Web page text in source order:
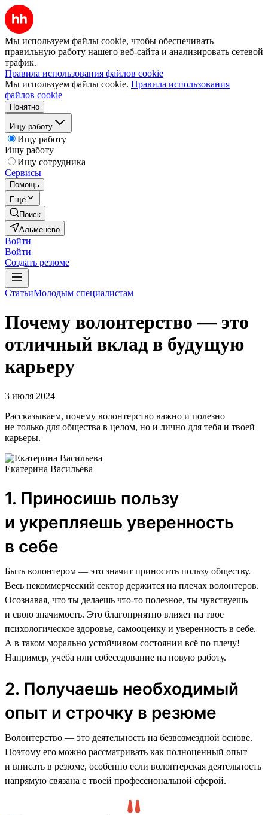
Мы используем файлы cookie, чтобы обеспечивать
правильную работу нашего веб-сайта и анализировать сетевой
трафик.
Правила использования файлов cookie
Мы используем файлы cookie. Правила использования
файлов cookie
Понятно
Ищу работу
Ищу работу
Ищу работу
Ищу сотрудника
Сервисы
Помощь
Ещё
Поиск
Альменево
Войти
Войти
Создать резюме
СтатьиМолодым специалистам
Почему волонтерство — это
отличный вклад в будущую
карьеру
3 июля 2024
Рассказываем, почему волонтерство важно и полезно
не только для общества в целом, но и лично для тебя и твоей
карьеры.
Екатерина Васильева
1. Приносишь пользу
и укрепляешь уверенность
в себе
Быть волонтером — это значит приносить пользу обществу.
Весь некоммерческий сектор держится на плечах волонтеров.
Осознавая, что ты делаешь что-то полезное, ты чувствуешь
и свою значимость. Это благоприятно влияет на твое
психологическое здоровье, самооценку и уверенность в себе.
А в таком морально устойчивом состоянии всё по плечу!
Например, учеба или собеседование на новую работу.
2. Получаешь необходимый
опыт и строчку в резюме
Волонтерство — это деятельность на безвозмездной основе.
Поэтому его можно рассматривать как полноценный опыт
и вписать в резюме, особенно если волонтерская деятельность
напрямую связана с твоей профессиональной сферой.